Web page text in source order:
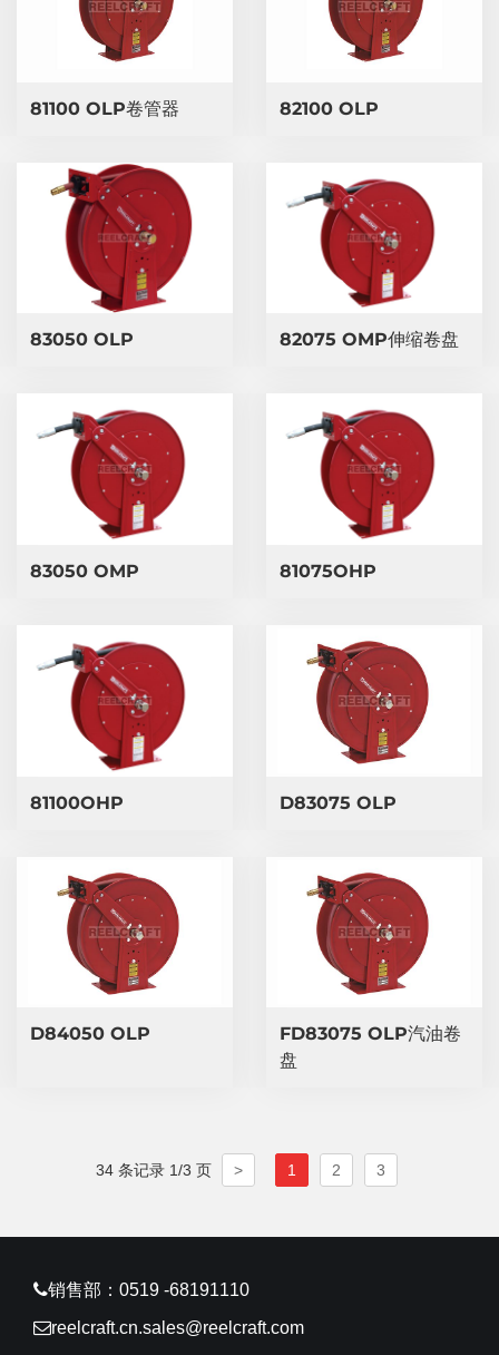
81100 OLP卷管器 82100 OLP
83050 OLP 82075 OMP伸缩卷盘
83050 OMP 81075OHP
81100OHP ​D83075 OLP
​D84050 OLP
​FD83075 OLP汽油卷
盘
34 条记录 1/3 页 > 1 2 3
销售部：0519 -68191110
reelcraft.cn.sales@reelcraft.com